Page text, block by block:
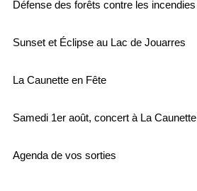
Défense des forêts contre les incendies
Sunset et Éclipse au Lac de Jouarres
La Caunette en Fête
Samedi 1er août, concert à La Caunette
Agenda de vos sorties